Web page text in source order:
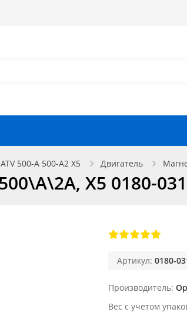
500-A 500-A2 X5 Двигатель
X5 0180-
Артикул: 0180-
Производитель
Вес с учетом